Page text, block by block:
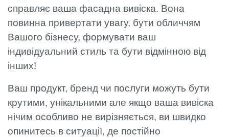
справляє ваша фасадна вивіска. Вона
повинна привертати увагу, бути обличчям
Вашого бізнесу, формувати ваш
індивідуальний стиль та бути відмінною від
інших!
Ваш продукт, бренд чи послуги можуть бути
крутими, унікальними але якщо ваша вивіска
нічим особливо не вирізняється, ви швидко
опинитесь в ситуації, де постійно